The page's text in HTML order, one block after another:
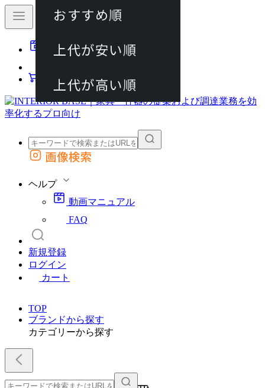
動画マニュアル
カート
外部サイトの商品をカートに追加
画像検索
ヘルプ
動画マニュアル
FAQ
新規登録
ログイン
カート
TOP
ブランドから探す
カテゴリーから探す
おすすめ順
上代が安い順
上代が高い順